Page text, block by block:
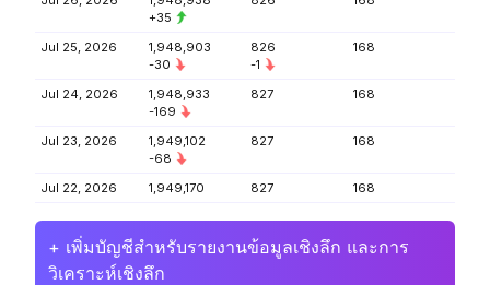
+35
Jul 25, 2026
1,948,903
-30
826
-1
168
Jul 24, 2026
1,948,933
-169
827 168
Jul 23, 2026
1,949,102
-68
827 168
Jul 22, 2026 1,949,170 827 168
+ เพิ่มบัญชีสำหรับรายงานข้อมูลเชิงลึก และการ
วิเคราะห์เชิงลึก